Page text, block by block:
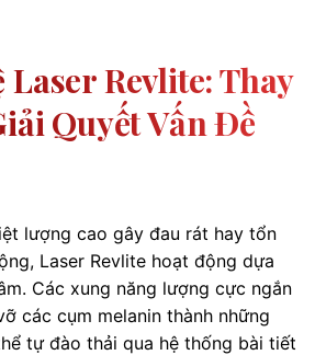
Laser Revlite: Thay
Quyết Vấn Đề
lượng cao gây đau rát hay tổn
Laser Revlite hoạt động dựa
Các xung năng lượng cực ngắn
các cụm melanin thành những
tự đào thải qua hệ thống bài tiết